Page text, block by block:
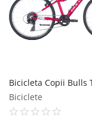
Biciclete